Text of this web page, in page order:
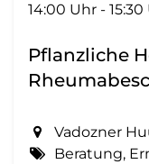
14:00 Uhr - 15:30
Pflanzliche
Vadozner
Beratung, Ernährung,